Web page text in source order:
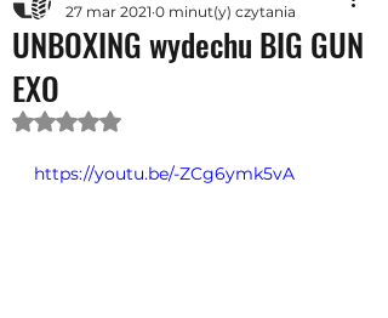
UNBOXING wydechu BIG GUN
EXO
27 mar 2021 0 minut(y) czytania
Oceniono na NaN z 5 gwiazdek.
https://youtu.be/-ZCg6ymk5vA